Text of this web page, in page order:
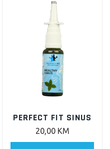
PERFECT FIT SINUS
20,00 KM